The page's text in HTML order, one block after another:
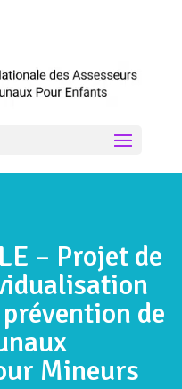
– Projet de
de
Mineurs